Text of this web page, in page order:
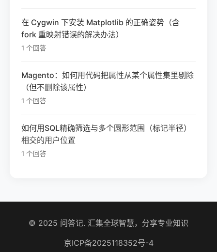
在 Cygwin 下安装 Matplotlib 的正确姿势（含
fork 重映射错误的解决办法）
1 个回答
Magento：如何用代码把属性从某个属性集里剔除
（但不删除该属性）
1 个回答
如何用SQL精确筛选与多个圆形范围（标记半径）
相交的用户位置
1 个回答
© 2025 问答记. 汇集全球智慧，分享专业知识
京ICP备2025118352号-4